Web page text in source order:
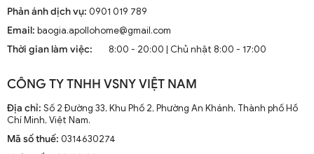
Xu hướng hiện tại trên thị trường
Hiện nay, quạt trần cánh dài không chỉ là thiết bị làm mát
sống. Chúng kết hợp công nghệ tiên tiến như điều khiển
1.2. Cấu Tạo và Nguyên Lý Hoạt Động
Cấu trúc tổng thể của quạt trần cánh dài
Phản ánh dịch vụ: 0901 019 789
Email: baogia.apollohome@gmail.com
Thời gian làm việc:
8:00 - 20:00 | Chủ nhật 8:00 - 17:00
CÔNG TY TNHH VSNY VIỆT NAM
Địa chỉ: Số 2 Đường 33, Khu Phố 2, Phường An Khánh, Thành phố Hồ
Chí Minh, Việt Nam.
Mã số thuế: 0314630274